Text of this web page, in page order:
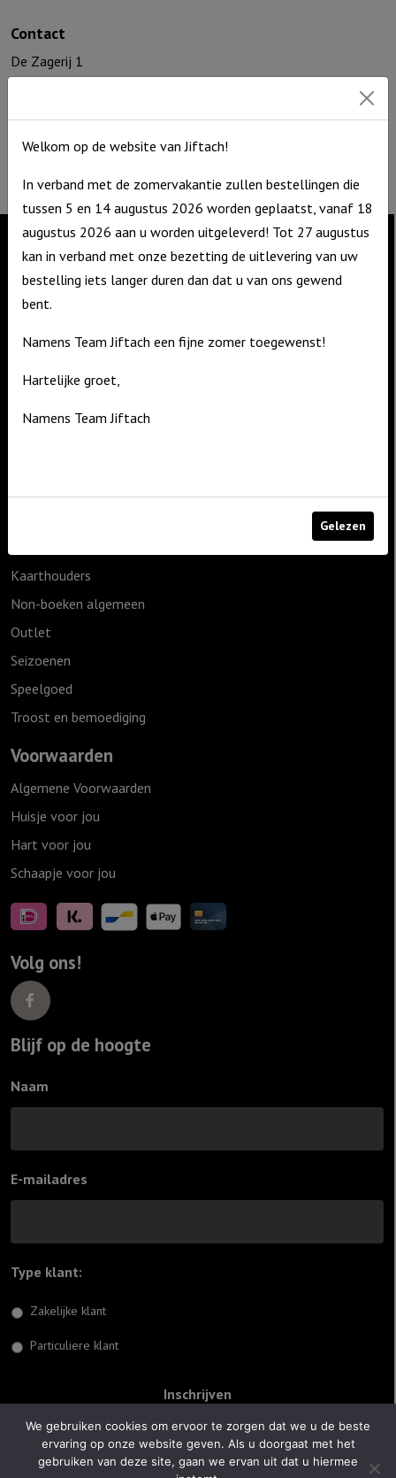
Contact
De Zagerij 1
KVK nr: 60086041
BTW nr: NL8537.59.820.B01
Contact
De Zagerij 1
3861 NA Nijkerk
E: info@jiftach.nl
Productcategorieën
Kaarthouders
Non-boeken algemeen
Outlet
Seizoenen
Speelgoed
Troost en bemoediging
Voorwaarden
Algemene Voorwaarden
Huisje voor jou
Hart voor jou
Schaapje voor jou
Volg ons!
Blijf op de hoogte
Naam
E-mailadres
Type klant:
Zakelijke klant
Particuliere klant
© 2026 Jiftach
Welkom op de website van Jiftach!
In verband met de zomervakantie zullen bestellingen die
tussen 5 en 14 augustus 2026 worden geplaatst, vanaf 18
augustus 2026 aan u worden uitgeleverd! Tot 27 augustus
kan in verband met onze bezetting de uitlevering van uw
bestelling iets langer duren dan dat u van ons gewend
bent.
Namens Team Jiftach een fijne zomer toegewenst!
Hartelijke groet,
Namens Team Jiftach
Gelezen
We gebruiken cookies om ervoor te zorgen dat we u de beste
ervaring op onze website geven. Als u doorgaat met het
gebruiken van deze site, gaan we ervan uit dat u hiermee